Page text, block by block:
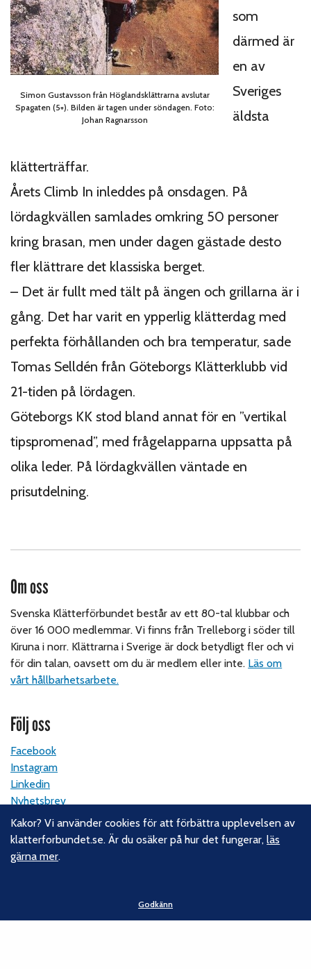
Simon Gustavsson från Höglandsklättrarna avslutar
Spagaten (5+). Bilden är tagen under söndagen. Foto:
Johan Ragnarsson
som
därmed är
en av
Sveriges
äldsta
klätterträffar.
Årets Climb In inleddes på onsdagen. På
lördagkvällen samlades omkring 50 personer
kring brasan, men under dagen gästade desto
fler klättrare det klassiska berget.
– Det är fullt med tält på ängen och grillarna är i
gång. Det har varit en ypperlig klätterdag med
perfekta förhållanden och bra temperatur, sade
Tomas Selldén från Göteborgs Klätterklubb vid
21-tiden på lördagen.
Göteborgs KK stod bland annat för en ”vertikal
tipspromenad”, med frågelapparna uppsatta på
olika leder. På lördagkvällen väntade en
prisutdelning.
Om oss
Svenska Klätterförbundet består av ett 80-tal klubbar och
över 16 000 medlemmar. Vi finns från Trelleborg i söder till
Kiruna i norr. Klättrarna i Sverige är dock betydligt fler och vi
för din talan, oavsett om du är medlem eller inte. Läs om
vårt hållbarhetsarbete.
Följ oss
Facebook
Instagram
Linkedin
Nyhetsbrev
Kontakt
Kakor? Vi använder cookies för att förbättra upplevelsen av
klatterforbundet.se. Är du osäker på hur det fungerar,läs
gärna mer.
Godkänn